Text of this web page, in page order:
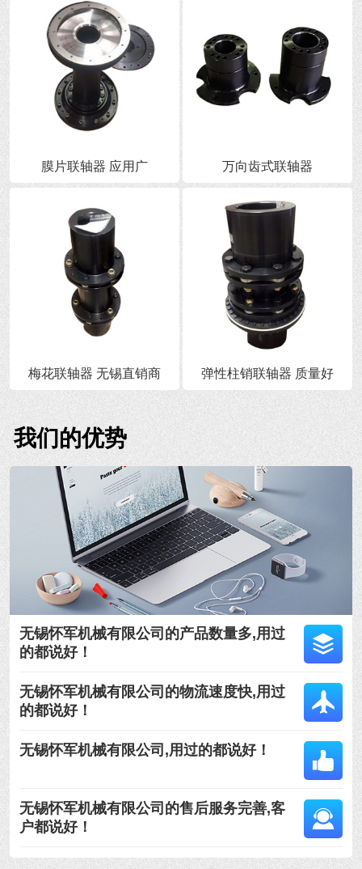
膜片联轴器 应用广 万向齿式联轴器
梅花联轴器 无锡直销商 弹性柱销联轴器 质量好
我们的优势
无锡怀军机械有限公司的产品数量多,用过
的都说好！
无锡怀军机械有限公司的物流速度快,用过
的都说好！
无锡怀军机械有限公司,用过的都说好！
无锡怀军机械有限公司的售后服务完善,客
户都说好！